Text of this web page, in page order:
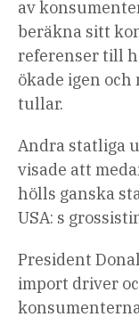
av
beräkna sitt
referenser till
ökade igen
tullar.
Andra statliga
visade att
hölls ganska
USA: s
President
import driver